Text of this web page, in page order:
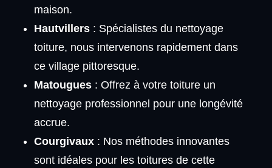
maison.
Hautvillers: Spécialistes du nettoyage
toiture, nous intervenons rapidement dans
ce village pittoresque.
Matougues: Offrez à votre toiture un
nettoyage professionnel pour une longévité
accrue.
Courgivaux: Nos méthodes innovantes
sont idéales pour les toitures de cette